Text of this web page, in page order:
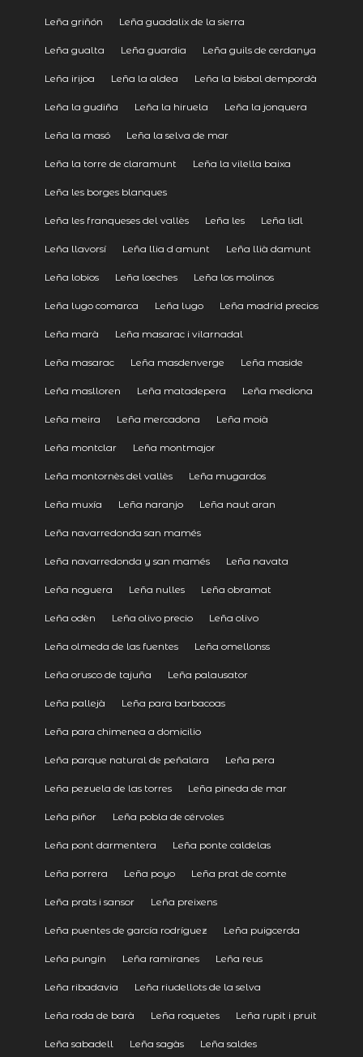
Leña griñón Leña guadalix de la sierra
Leña gualta Leña guardia Leña guils de cerdanya
Leña irijoa Leña la aldea Leña la bisbal dempordà
Leña la gudiña Leña la hiruela Leña la jonquera
Leña la masó Leña la selva de mar
Leña la torre de claramunt Leña la vilella baixa
Leña les borges blanques
Leña les franqueses del vallès Leña les Leña lidl
Leña llavorsí Leña llia d amunt Leña llià damunt
Leña lobios Leña loeches Leña los molinos
Leña lugo comarca Leña lugo Leña madrid precios
Leña marà Leña masarac i vilarnadal
Leña masarac Leña masdenverge Leña maside
Leña maslloren Leña matadepera Leña mediona
Leña meira Leña mercadona Leña moià
Leña montclar Leña montmajor
Leña montornès del vallès Leña mugardos
Leña muxía Leña naranjo Leña naut aran
Leña navarredonda san mamés
Leña navarredonda y san mamés Leña navata
Leña noguera Leña nulles Leña obramat
Leña odèn Leña olivo precio Leña olivo
Leña olmeda de las fuentes Leña omellonss
Leña orusco de tajuña Leña palausator
Leña pallejà Leña para barbacoas
Leña para chimenea a domicilio
Leña parque natural de peñalara Leña pera
Leña pezuela de las torres Leña pineda de mar
Leña piñor Leña pobla de cérvoles
Leña pont darmentera Leña ponte caldelas
Leña porrera Leña poyo Leña prat de comte
Leña prats i sansor Leña preixens
Leña puentes de garcía rodríguez Leña puigcerda
Leña pungín Leña ramiranes Leña reus
Leña ribadavia Leña riudellots de la selva
Leña roda de barà Leña roquetes Leña rupit i pruit
Leña sabadell Leña sagàs Leña saldes